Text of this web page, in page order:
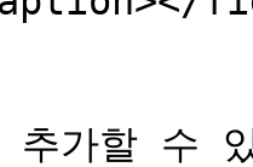
추가할 수